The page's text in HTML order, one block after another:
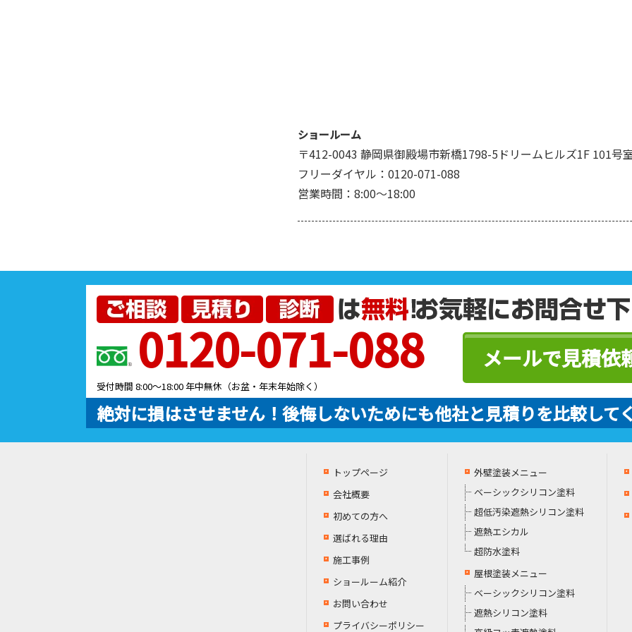
ショールーム
〒412-0043 静岡県御殿場市新橋1798-5ドリームヒルズ1F 101号
フリーダイヤル：0120-071-088
営業時間：8:00～18:00
0120-071-088
受付時間 8:00～18:00 年中無休（お盆・年末年始除く）
メールで見積依
絶対に損はさせません！後悔しないためにも他社と見積りを比較して
トップページ
会社概要
初めての方へ
選ばれる理由
施工事例
ショールーム紹介
お問い合わせ
プライバシーポリシー
外壁塗装メニュー
ベーシックシリコン塗料
超低汚染遮熱シリコン塗料
遮熱エシカル
超防水塗料
屋根塗装メニュー
ベーシックシリコン塗料
遮熱シリコン塗料